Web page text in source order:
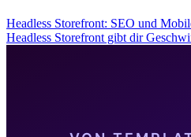
Headless Storefront: SEO und
Headless Storefront gibt dir